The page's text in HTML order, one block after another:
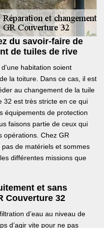
du savoir-faire de
de tuiles de rive
habitation soient
la toiture. Dans ce cas, il est
au changement de la tuile
32 est très stricte en ce qui
équipements de protection
faisons partie de ceux qui
opérations. Chez GR
de matériels et sommes
différentes missions que
et sans
Couverture 32
d’eau au niveau de
d’agir vite pour ne pas